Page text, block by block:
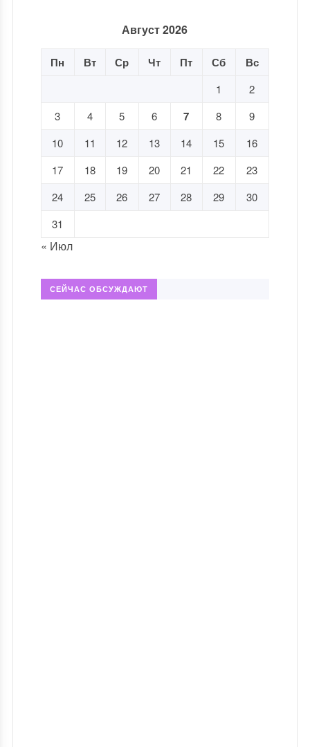
Август 2026
Пн Вт Ср Чт Пт Сб Вс
1
2
3
4 5 6 7 8
9
10
11 12 13 14 15
16
17
18 19 20 21 22
23
24
25 26 27 28 29
30
31
« Июл
СЕЙЧАС ОБСУЖДАЮТ